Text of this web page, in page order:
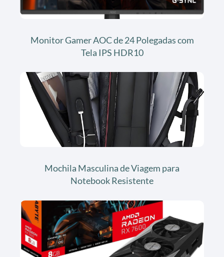
Monitor Gamer AOC de 24 Polegadas com
Tela IPS HDR10
Mochila Masculina de Viagem para
Notebook Resistente